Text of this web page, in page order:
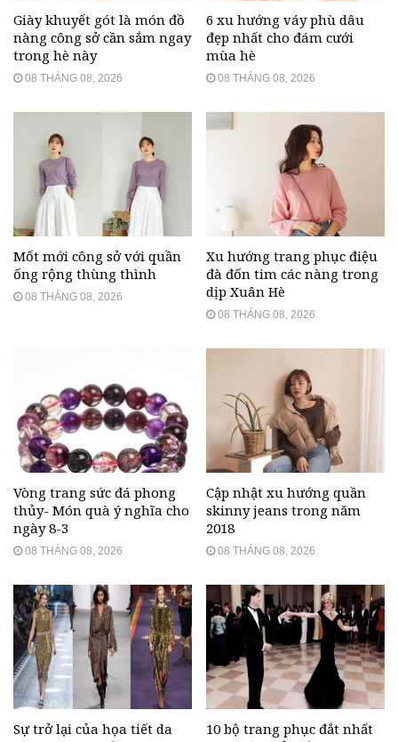
Giày khuyết gót là món đồ
nàng công sở cần sắm ngay
trong hè này
08 THÁNG 08, 2026
6 xu hướng váy phù dâu
đẹp nhất cho đám cưới
mùa hè
08 THÁNG 08, 2026
Mốt mới công sở với quần
ống rộng thùng thình
08 THÁNG 08, 2026
Xu hướng trang phục điệu
đà đốn tim các nàng trong
dịp Xuân Hè
08 THÁNG 08, 2026
Vòng trang sức đá phong
thủy- Món quà ý nghĩa cho
ngày 8-3
08 THÁNG 08, 2026
Cập nhật xu hướng quần
skinny jeans trong năm
2018
08 THÁNG 08, 2026
Sự trở lại của họa tiết da
10 bộ trang phục đắt nhất